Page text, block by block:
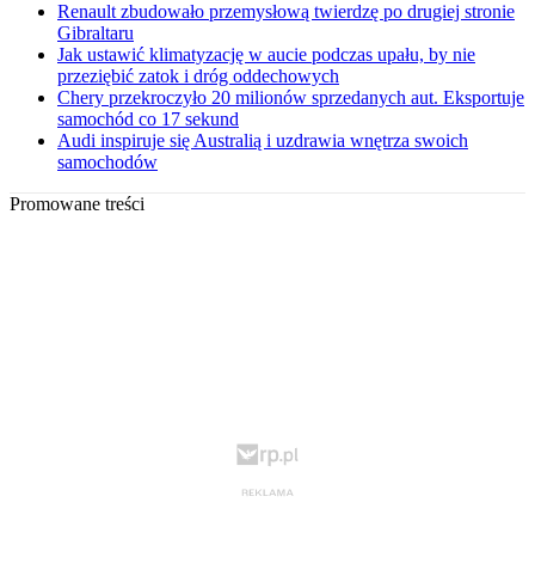
Renault zbudowało przemysłową twierdzę po drugiej stronie
Gibraltaru
Jak ustawić klimatyzację w aucie podczas upału, by nie
przeziębić zatok i dróg oddechowych
Chery przekroczyło 20 milionów sprzedanych aut. Eksportuje
samochód co 17 sekund
Audi inspiruje się Australią i uzdrawia wnętrza swoich
samochodów
Promowane treści